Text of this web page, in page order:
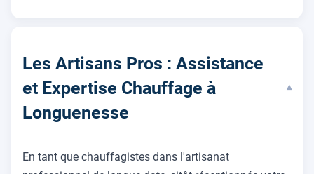
Les Artisans Pros : Assistance
et Expertise Chauffage à
Longuenesse
▾
En tant que chauffagistes dans l'artisanat